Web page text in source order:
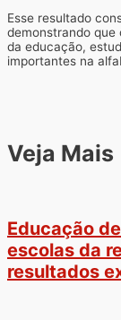
Esse resultado
demonstrando
da educação,
importantes na
Veja Mais
Educação
escolas da
resultados